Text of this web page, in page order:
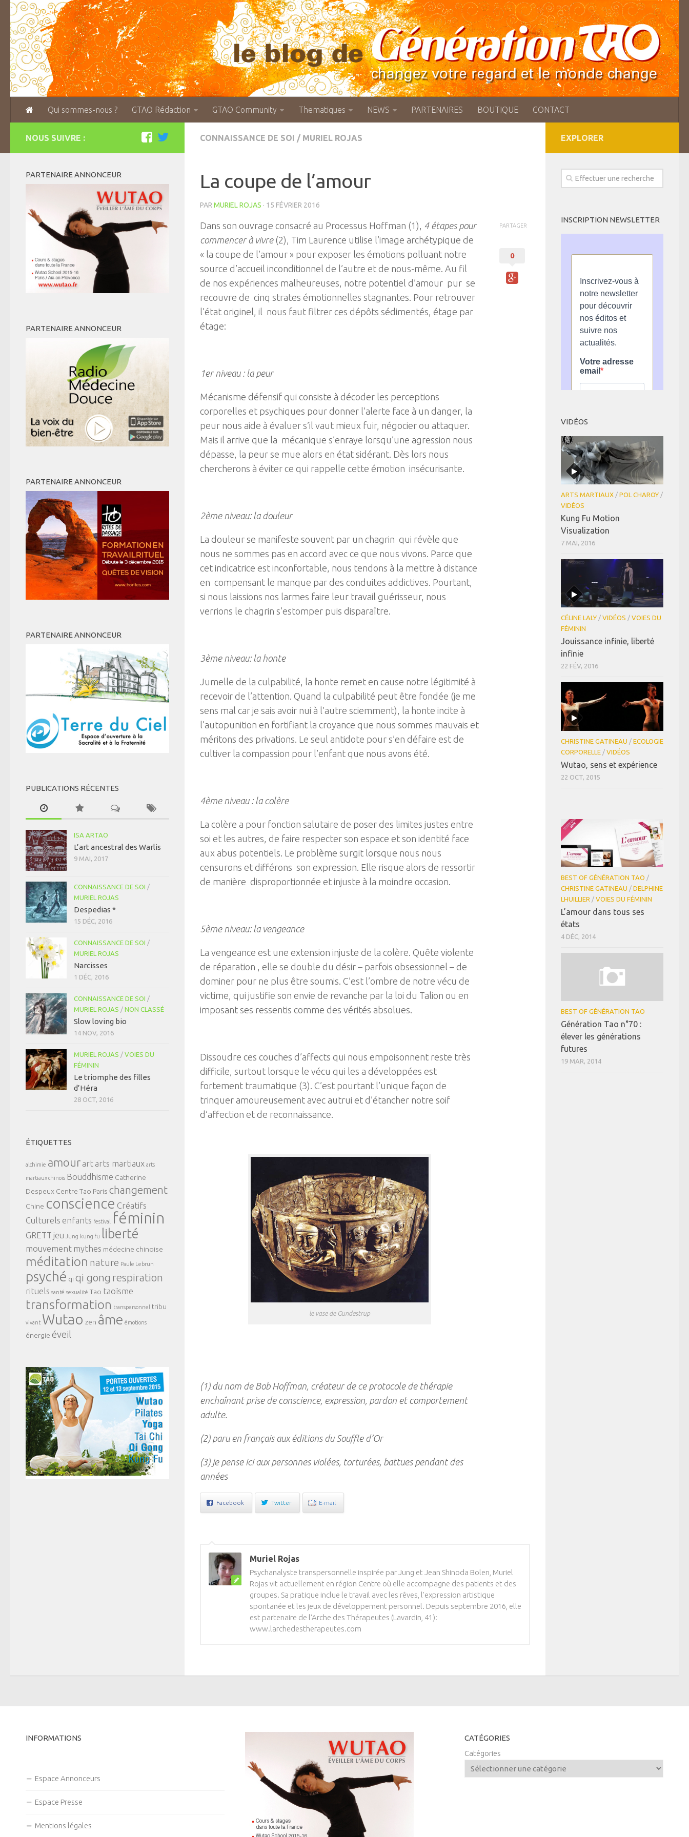
Qui sommes-nous ? GTAO Rédaction GTAO Community Thematiques NEWS PARTENAIRES BOUTIQUE CONTACT
CONNAISSANCE DE SOI / MURIEL ROJAS
La coupe de l’amour
PAR MURIEL ROJAS · 15 FÉVRIER 2016
Dans son ouvrage consacré au Processus Hoffman (1), 4 étapes pour
commencer à vivre(2), Tim Laurence utilise l’image archétypique de
« la coupe de l’amour » pour exposer les émotions polluant notre
source d’accueil inconditionnel de l’autre et de nous-même. Au fil
de nos expériences malheureuses, notre potentiel d’amour pur se
recouvre de cinq strates émotionnelles stagnantes. Pour retrouver
l’état originel, il nous faut filtrer ces dépôts sédimentés, étage par
étage:
1er niveau : la peur
Mécanisme défensif qui consiste à décoder les perceptions
corporelles et psychiques pour donner l’alerte face à un danger, la
peur nous aide à évaluer s’il vaut mieux fuir, négocier ou attaquer.
Mais il arrive que la mécanique s’enraye lorsqu’une agression nous
dépasse, la peur se mue alors en état sidérant. Dès lors nous
chercherons à éviter ce qui rappelle cette émotion insécurisante.
2ème niveau: la douleur
La douleur se manifeste souvent par un chagrin qui révèle que
nous ne sommes pas en accord avec ce que nous vivons. Parce que
cet indicatrice est inconfortable, nous tendons à la mettre à distance
en compensant le manque par des conduites addictives. Pourtant,
si nous laissions nos larmes faire leur travail guérisseur, nous
verrions le chagrin s’estomper puis disparaître.
3ème niveau: la honte
Jumelle de la culpabilité, la honte remet en cause notre légitimité à
recevoir de l’attention. Quand la culpabilité peut être fondée (je me
sens mal car je sais avoir nui à l’autre sciemment), la honte incite à
l’autopunition en fortifiant la croyance que nous sommes mauvais et
méritons des privations. Le seul antidote pour s’en défaire est de
cultiver la compassion pour l’enfant que nous avons été.
4ème niveau : la colère
La colère a pour fonction salutaire de poser des limites justes entre
soi et les autres, de faire respecter son espace et son identité face
aux abus potentiels. Le problème surgit lorsque nous nous
censurons et différons son expression. Elle risque alors de ressortir
de manière disproportionnée et injuste à la moindre occasion.
5ème niveau: la vengeance
La vengeance est une extension injuste de la colère. Quête violente
de réparation , elle se double du désir – parfois obsessionnel – de
dominer pour ne plus être soumis. C’est l’ombre de notre vécu de
victime, qui justifie son envie de revanche par la loi du Talion ou en
imposant ses ressentis comme des vérités absolues.
Dissoudre ces couches d’affects qui nous empoisonnent reste très
difficile, surtout lorsque le vécu qui les a développées est
fortement traumatique (3). C’est pourtant l’unique façon de
trinquer amoureusement avec autrui et d’étancher notre soif
d’affection et de reconnaissance.
le vase de Gundestrup
(1) du nom de Bob Hoffman, créateur de ce protocole de thérapie
enchaînant prise de conscience, expression, pardon et comportement
adulte.
(2) paru en français aux éditions du Souffle d’Or
(3) je pense ici aux personnes violées, torturées, battues pendant des
années
Facebook Twitter E-mail
PARTAGER
0
Muriel Rojas
Psychanalyste transpersonnelle inspirée par Jung et Jean Shinoda Bolen, Muriel
Rojas vit actuellement en région Centre où elle accompagne des patients et des
groupes. Sa pratique inclue le travail avec les rêves, l'expression artistique
spontanée et les jeux de développement personnel. Depuis septembre 2016, elle
est partenaire de l'Arche des Thérapeutes (Lavardin, 41):
www.larchedestherapeutes.com
NOUS SUIVRE :
PARTENAIRE ANNONCEUR
PARTENAIRE ANNONCEUR
PARTENAIRE ANNONCEUR
PARTENAIRE ANNONCEUR
PUBLICATIONS RÉCENTES
ISA ARTAO
L’art ancestral des Warlis
9 MAI, 2017
CONNAISSANCE DE SOI /
MURIEL ROJAS
Despedias *
15 DÉC, 2016
CONNAISSANCE DE SOI /
MURIEL ROJAS
Narcisses
1 DÉC, 2016
CONNAISSANCE DE SOI /
MURIEL ROJAS / NON CLASSÉ
Slow loving bio
14 NOV, 2016
MURIEL ROJAS / VOIES DU
FÉMININ
Le triomphe des filles
d’Héra
28 OCT, 2016
ÉTIQUETTES
alchimie amour art arts martiaux arts
martiaux chinois Bouddhisme Catherine
Despeux Centre Tao Paris changement
Chine conscience Créatifs
Culturels enfants festival féminin
GRETT jeu Jung kung fu liberté
mouvement mythes médecine chinoise
méditation nature Paule Lebrun
psyché qi qi gong respiration
rituels santé sexualité Tao taoïsme
transformation transpersonnel tribu
vivant Wutao zen âme émotions
énergie éveil
EXPLORER
INSCRIPTION NEWSLETTER
VIDÉOS
ARTS MARTIAUX / POL CHAROY /
VIDÉOS
Kung Fu Motion
Visualization
7 MAI, 2016
CÉLINE LALY / VIDÉOS / VOIES DU
FÉMININ
Jouissance infinie, liberté
infinie
22 FÉV, 2016
CHRISTINE GATINEAU / ECOLOGIE
CORPORELLE / VIDÉOS
Wutao, sens et expérience
22 OCT, 2015
BEST OF GÉNÉRATION TAO /
CHRISTINE GATINEAU / DELPHINE
LHUILLIER / VOIES DU FÉMININ
L’amour dans tous ses
états
4 DÉC, 2014
BEST OF GÉNÉRATION TAO
Génération Tao n°70 :
élever les générations
futures
19 MAR, 2014
INFORMATIONS
Espace Annonceurs
Espace Presse
Mentions légales
CATÉGORIES
Catégories